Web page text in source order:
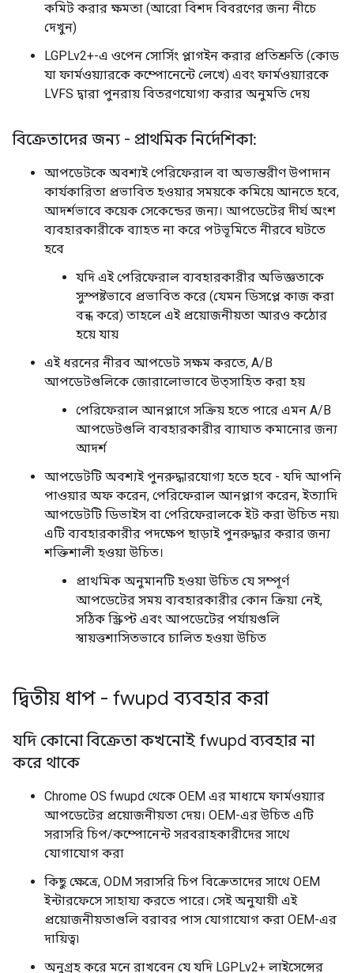
কমিট করার ক্ষমতা (আরো বিশদ বিবরণের জন্য নীচে
দেখুন)
LGPLv2+-এ ওপেন সোর্সিং প্লাগইন করার প্রতিশ্রুতি (কোড
যা ফার্মওয়্যারকে কম্পোনেন্টে লেখে) এবং ফার্মওয়্যারকে
LVFS দ্বারা পুনরায় বিতরণযোগ্য করার অনুমতি দেয়
বিক্রেতাদের জন্য - প্রাথমিক নির্দেশিকা:
আপডেটকে অবশ্যই পেরিফেরাল বা অভ্যন্তরীণ উপাদান
কার্যকারিতা প্রভাবিত হওয়ার সময়কে কমিয়ে আনতে হবে,
আদর্শভাবে কয়েক সেকেন্ডের জন্য। আপডেটের দীর্ঘ অংশ
ব্যবহারকারীকে ব্যাহত না করে পটভূমিতে নীরবে ঘটতে
হবে
যদি এই পেরিফেরাল ব্যবহারকারীর অভিজ্ঞতাকে
সুস্পষ্টভাবে প্রভাবিত করে (যেমন ডিসপ্লে কাজ করা
বন্ধ করে) তাহলে এই প্রয়োজনীয়তা আরও কঠোর
হয়ে যায়
এই ধরনের নীরব আপডেট সক্ষম করতে, A/B
আপডেটগুলিকে জোরালোভাবে উত্সাহিত করা হয়
পেরিফেরাল আনপ্লাগে সক্রিয় হতে পারে এমন A/B
আপডেটগুলি ব্যবহারকারীর ব্যাঘাত কমানোর জন্য
আদর্শ
আপডেটটি অবশ্যই পুনরুদ্ধারযোগ্য হতে হবে - যদি আপনি
পাওয়ার অফ করেন, পেরিফেরাল আনপ্লাগ করেন, ইত্যাদি
আপডেটটি ডিভাইস বা পেরিফেরালকে ইট করা উচিত নয়৷
এটি ব্যবহারকারীর পদক্ষেপ ছাড়াই পুনরুদ্ধার করার জন্য
শক্তিশালী হওয়া উচিত।
প্রাথমিক অনুমানটি হওয়া উচিত যে সম্পূর্ণ
আপডেটের সময় ব্যবহারকারীর কোন ক্রিয়া নেই,
সঠিক স্ক্রিপ্ট এবং আপডেটের পর্যায়গুলি
স্বায়ত্তশাসিতভাবে চালিত হওয়া উচিত
দ্বিতীয় ধাপ - fwupd ব্যবহার করা
যদি কোনো বিক্রেতা কখনোই fwupd ব্যবহার না
করে থাকে
Chrome OS fwupd থেকে OEM এর মাধ্যমে ফার্মওয়্যার
আপডেটের প্রয়োজনীয়তা দেয়। OEM-এর উচিত এটি
সরাসরি চিপ/কম্পোনেন্ট সরবরাহকারীদের সাথে
যোগাযোগ করা
কিছু ক্ষেত্রে, ODM সরাসরি চিপ বিক্রেতাদের সাথে OEM
ইন্টারফেসে সাহায্য করতে পারে। সেই অনুযায়ী এই
প্রয়োজনীয়তাগুলি বরাবর পাস যোগাযোগ করা OEM-এর
দায়িত্ব৷
অনুগ্রহ করে মনে রাখবেন যে যদি LGPLv2+ লাইসেন্সের